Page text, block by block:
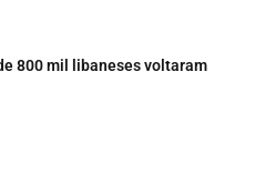
800 mil libaneses voltaram